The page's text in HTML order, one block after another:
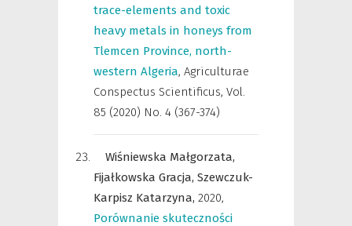
trace-elements and toxic
heavy metals in honeys from
Tlemcen Province, north-
western Algeria, Agriculturae
Conspectus Scientificus, Vol.
85 (2020) No. 4 (367-374)
Wiśniewska Małgorzata,
Fijałkowska Gracja, Szewczuk-
Karpisz Katarzyna, 2020,
Porównanie skuteczności